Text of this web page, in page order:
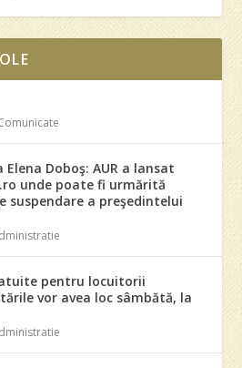
Doboş: AUR a lansat
unde poate fi urmărită
suspendare a preşedintelui
pentru locuitorii
vor avea loc sâmbătă, la